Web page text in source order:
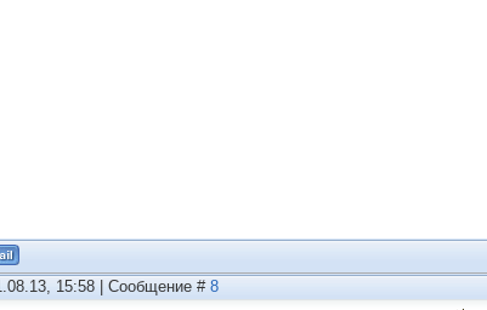
15:58 | Сообщение # 8